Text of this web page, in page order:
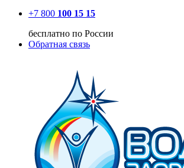
+7 800 100 15 15
бесплатно по России
Обратная связь